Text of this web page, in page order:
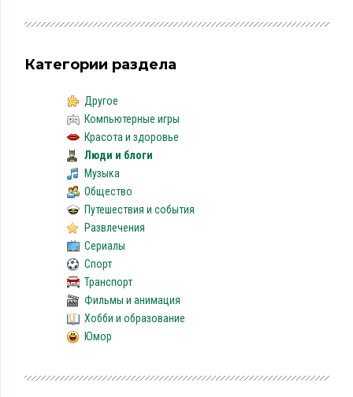
Категории раздела
Другое
Компьютерные игры
Красота и здоровье
Люди и блоги
Музыка
Общество
Путешествия и события
Развлечения
Сериалы
Спорт
Транспорт
Фильмы и анимация
Хобби и образование
Юмор